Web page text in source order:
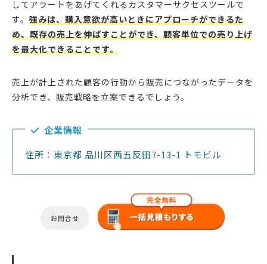
してアラートをあげてくれるカスタマーサクセスツールで
す。 強みは、購入意欲が高いときにアプローチができるた
め、既存の売上を伸ばすことができ、顧客単位での売り上げ
を最大化できることです。
売上が計上された顧客の行動から販売につながったデータを
分析でき、販売戦略を立案できるでしょう。
企業情報
住所：東京都 品川区西五反田7-13-1 トモビル
お問合せ